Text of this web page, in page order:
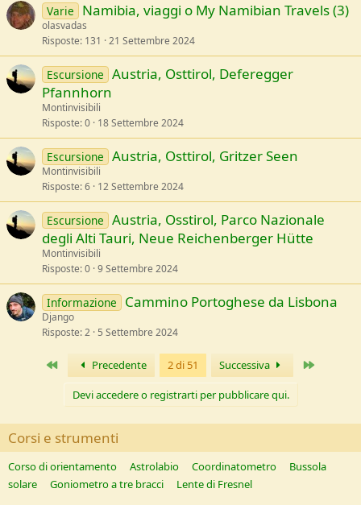
Varie Namibia, viaggi o My Namibian Travels (3)
olasvadas
Risposte 131 21 Settembre 2024
Escursione Austria, Osttirol, Deferegger
Pfannhorn
Montinvisibili
Risposte 0 18 Settembre 2024
Escursione Austria, Osttirol, Gritzer Seen
Montinvisibili
Risposte 6 12 Settembre 2024
Escursione Austria, Osstirol, Parco Nazionale
degli Alti Tauri, Neue Reichenberger Hütte
Montinvisibili
Risposte 0 9 Settembre 2024
Informazione Cammino Portoghese da Lisbona
Django
Risposte 2 5 Settembre 2024
Primo Precedente 2 di 51 Successiva
Devi accedere o registrarti per pubblicare qui.
Corsi e strumenti
Corso di orientamento Astrolabio Coordinatometro
Bussola
solare
Goniometro a tre bracci Lente di Fresnel